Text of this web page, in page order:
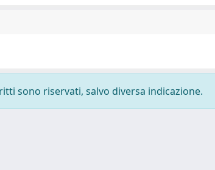
sono riservati, salvo diversa indicazione.